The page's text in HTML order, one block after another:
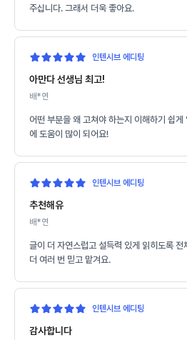
주십니다. 그래서 더욱 좋아요.
인텐시브 에디팅
아만다 선생님 최고!
배*연
어떤 부분을 왜 고쳐야 하는지 이해하기 쉽게
에 도움이 많이 되어요!
인텐시브 에디팅
추천해유
배*연
글이 더 자연스럽고 설득력 있게 읽히도록 전
더 여러 번 믿고 맡겨요.
인텐시브 에디팅
감사합니다